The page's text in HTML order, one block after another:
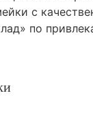
с
по